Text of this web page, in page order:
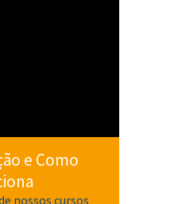
e Como
nossos cursos